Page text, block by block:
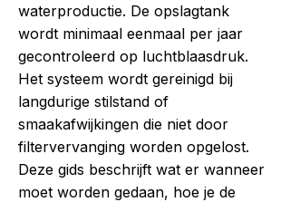
waterproductie. De opslagtank
wordt minimaal eenmaal per jaar
gecontroleerd op luchtblaasdruk.
Het systeem wordt gereinigd bij
langdurige stilstand of
smaakafwijkingen die niet door
filtervervanging worden opgelost.
Deze gids beschrijft wat er wanneer
moet worden gedaan, hoe je de